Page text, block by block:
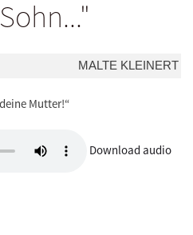
MALTE KLEINERT
Mutter!“
Download audio